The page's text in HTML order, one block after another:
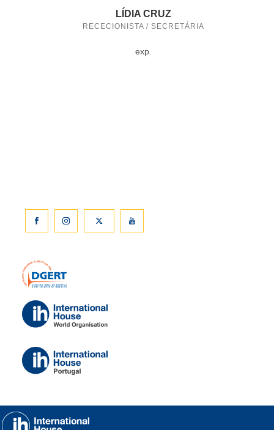
LÍDIA CRUZ
RECECIONISTA / SECRETÁRIA
exp.